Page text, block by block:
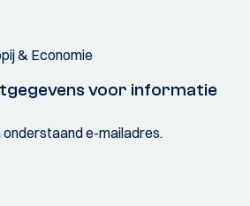
& Economie
voor informatie
e-mailadres.